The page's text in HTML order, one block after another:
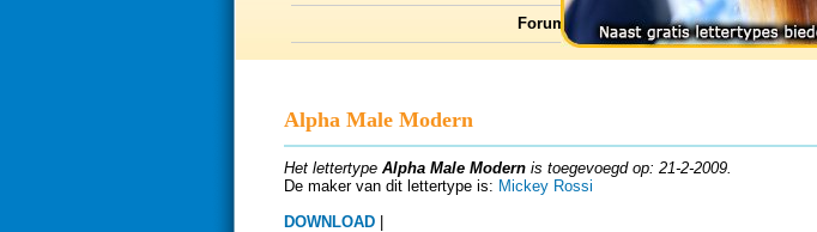
Forum
Alpha Male Modern
Het lettertype Alpha Male Modern is toegevoegd op: 21-2-2009.
De maker van dit lettertype is: Mickey Rossi
DOWNLOAD